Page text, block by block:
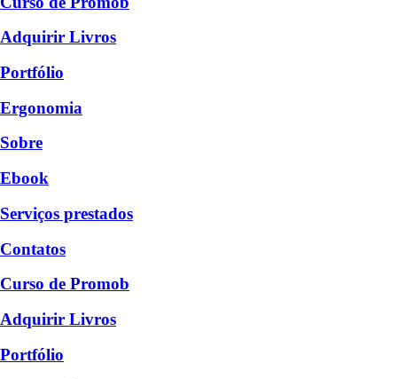
Adquirir Livros
Portfólio
Ergonomia
Sobre
Ebook
Serviços prestados
Contatos
Curso de Promob
Adquirir Livros
Portfólio